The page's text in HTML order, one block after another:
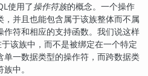
使用了操作符族的概念。一个操作
并且也能包含属于该族整体而不属
符和相应的支持函数。我们说这样
该族中，而不是被绑定在一个特定
一数据类型的操作符，而跨数据类
中。